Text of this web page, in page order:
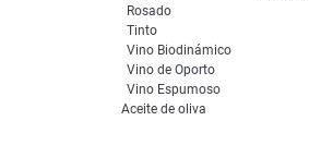
Rosado
Tinto
Vino Biodinámico
Vino de Oporto
Vino Espumoso
Aceite de oliva